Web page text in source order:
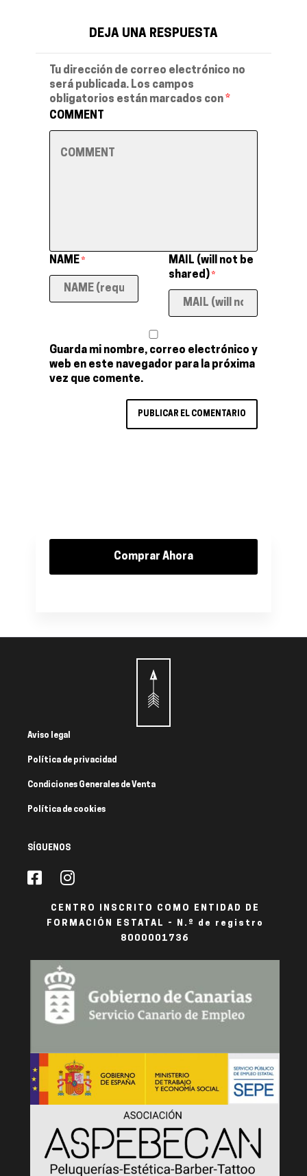
DEJA UNA RESPUESTA
Tu dirección de correo electrónico no
será publicada. Los campos
obligatorios están marcados con *
COMMENT
NAME *
MAIL (will not be
shared) *
Guarda mi nombre, correo electrónico y
web en este navegador para la próxima
vez que comente.
Comprar Ahora
Aviso legal
Política de privacidad
Condiciones Generales de Venta
Política de cookies
SÍGUENOS
CENTRO INSCRITO COMO ENTIDAD DE
FORMACIÓN ESTATAL - N.º de registro
8000001736